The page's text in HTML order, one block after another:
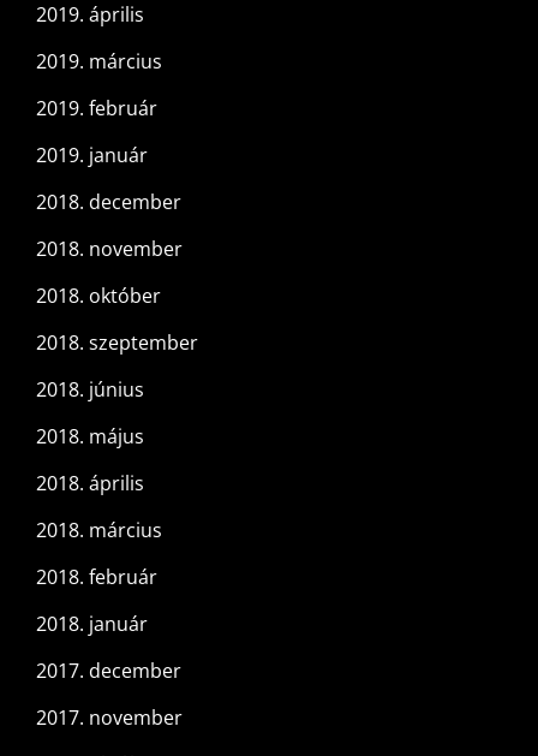
2019. április
2019. március
2019. február
2019. január
2018. december
2018. november
2018. október
2018. szeptember
2018. június
2018. május
2018. április
2018. március
2018. február
2018. január
2017. december
2017. november